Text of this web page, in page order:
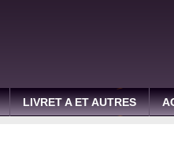
LIVRET A ET AUTRES